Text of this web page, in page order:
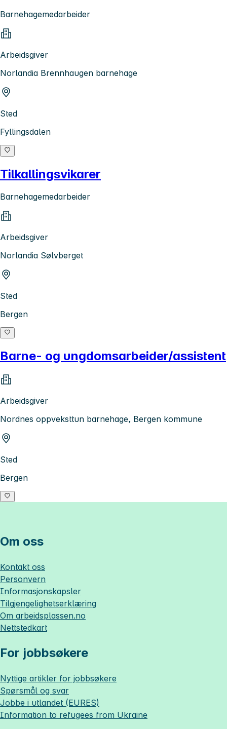
Barnehagemedarbeider
Arbeidsgiver
Norlandia Brennhaugen barnehage
Sted
Fyllingsdalen
Tilkallingsvikarer
Barnehagemedarbeider
Arbeidsgiver
Norlandia Sølvberget
Sted
Bergen
Barne- og ungdomsarbeider/assistent
Arbeidsgiver
Nordnes oppveksttun barnehage, Bergen kommune
Sted
Bergen
Om oss
Kontakt oss
Personvern
Informasjonskapsler
Tilgjengelighetserklæring
Om arbeidsplassen.no
Nettstedkart
For jobbsøkere
Nyttige artikler for jobbsøkere
Spørsmål og svar
Jobbe i utlandet (EURES)
Information to refugees from Ukraine